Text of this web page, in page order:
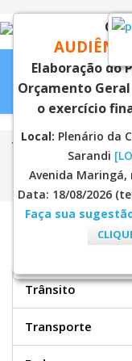
Você está aqui:
Trânsito,
Semutrans -
SEMUTRANS
Trânsito
Transporte
Elaboração do
Orçamento
o exercício
Local: Plenário da
Sarandi
Avenida Maringá,
Data: 18/08/2026
Faça sua